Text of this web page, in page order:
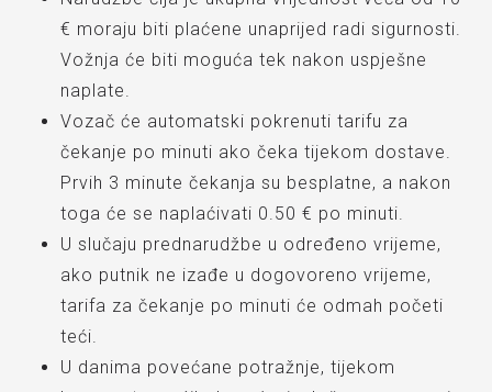
€ moraju biti plaćene unaprijed radi sigurnosti.
Vožnja će biti moguća tek nakon uspješne
naplate.
Vozač će automatski pokrenuti tarifu za
čekanje po minuti ako čeka tijekom dostave.
Prvih 3 minute čekanja su besplatne, a nakon
toga će se naplaćivati 0.50 € po minuti.
U slučaju prednarudžbe u određeno vrijeme,
ako putnik ne izađe u dogovoreno vrijeme,
tarifa za čekanje po minuti će odmah početi
teći.
U danima povećane potražnje, tijekom